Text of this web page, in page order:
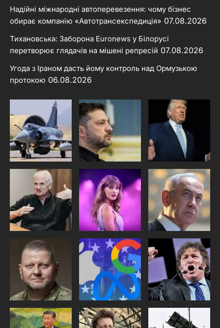
Надійні міжнародні автоперевезення: чому бізнес
обирає компанію «Автотрансекспедиція» 07.08.2026
Тихановська: Заборона Euronews у Білорусі
перетворює глядачів на мішені репресій 07.08.2026
Угода з Іраном дасть йому контроль над Ормузькою
протокою 06.08.2026